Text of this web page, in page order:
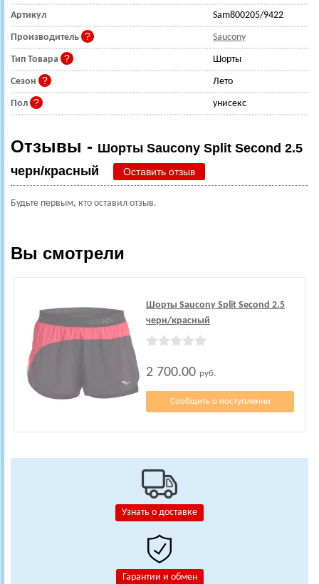
Узнать о доставке
Гарантии и обмен
Артикул Sam800205/9422
Производитель Saucony
Тип Товара Шорты
Сезон Лето
Пол унисекс
Отзывы - Шорты Saucony Split Second 2.5
черн/красный
Оставить отзыв
Будьте первым, кто оставил отзыв.
Вы смотрели
Шорты Saucony Split Second 2.5
черн/красный
2 700.00 руб.
Сообщить о поступлении